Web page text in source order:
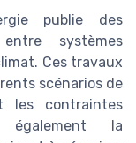
publie des
systèmes
Ces travaux
scénarios de
les contraintes
également la